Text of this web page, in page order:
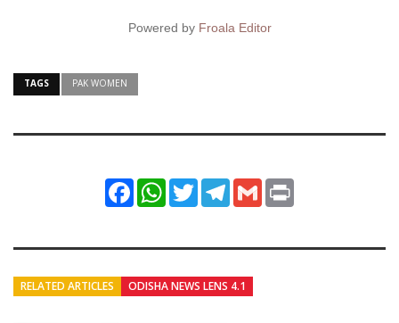
Powered by Froala Editor
TAGS PAK WOMEN
FacebookWhatsApp
TwitterTelegram
Gmail
RELATED ARTICLES ODISHA NEWS LENS 4.1